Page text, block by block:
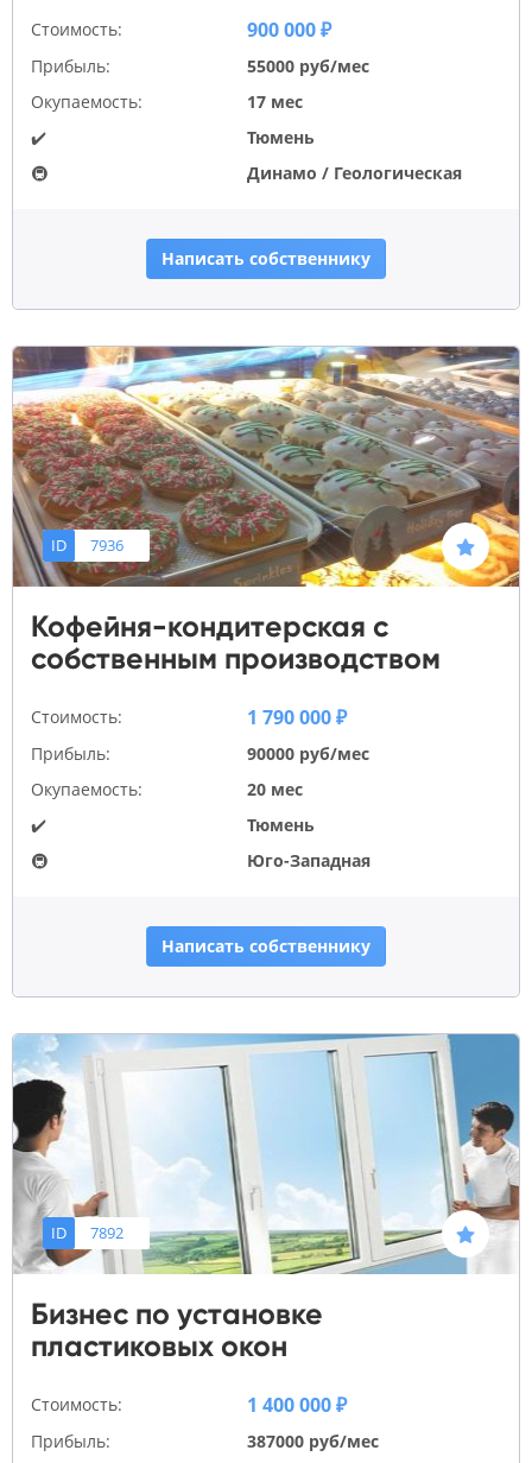
Стоимость: 900 000 ₽
Прибыль:
55000 руб/мес
Окупаемость:
17 мес
✔️
Тюмень
🚇
Динамо / Геологическая
Написать собственнику
ID 7936
Кофейня-кондитерская с
собственным производством
Стоимость: 1 790 000 ₽
Прибыль:
90000 руб/мес
Окупаемость:
20 мес
✔️
Тюмень
🚇
Юго-Западная
Написать собственнику
ID 7892
Бизнес по установке
пластиковых окон
Стоимость: 1 400 000 ₽
Прибыль:
387000 руб/мес